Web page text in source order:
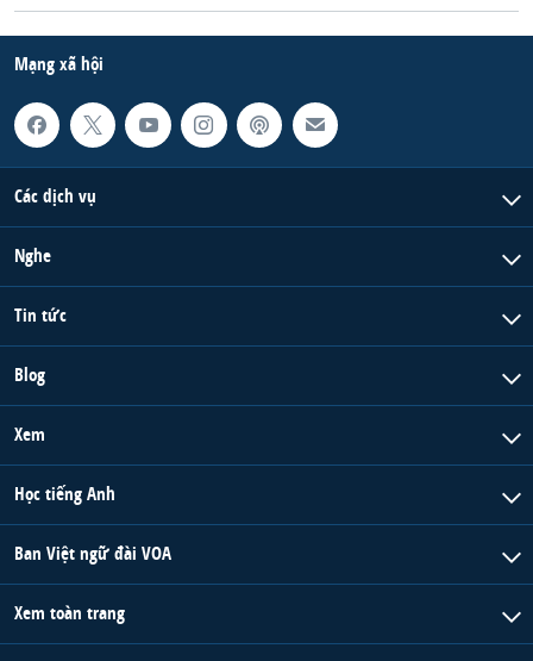
Mạng xã hội
Các dịch vụ
Nghe
Tin tức
Blog
Xem
Học tiếng Anh
Ban Việt ngữ đài VOA
Xem toàn trang